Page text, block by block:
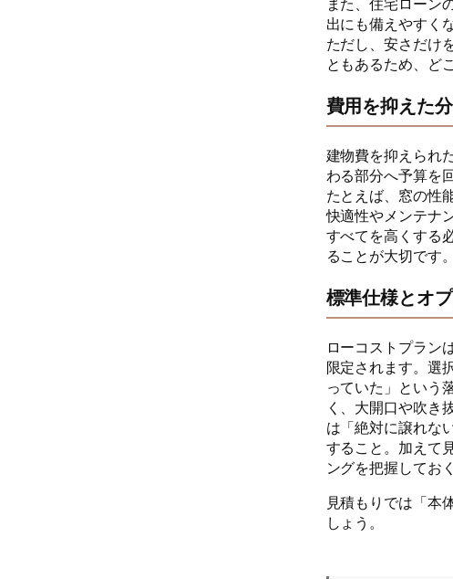
出にも備えやすく
ただし、安さだけ
ともあるため、ど
費用を抑えた
建物費を抑えられ
わる部分へ予算を
たとえば、窓の性
快適性やメンテナ
すべてを高くする
ることが大切です。
標準仕様とオ
ローコストプラン
限定されます。選
っていた」という
く、大開口や吹き
は「絶対に譲れな
すること。加えて
ングを把握してお
見積もりでは「本
しょう。